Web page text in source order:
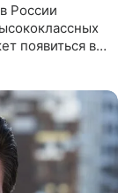
России
появиться в